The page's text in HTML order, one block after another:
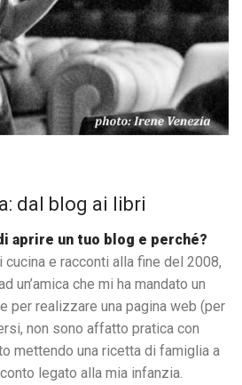
dal blog ai libri
aprire un tuo blog e perché?
e racconti alla fine del 2008,
un’amica che mi ha mandato un
per realizzare una pagina web (per
non sono affatto pratica con
mettendo una ricetta di famiglia a
legato alla mia infanzia.